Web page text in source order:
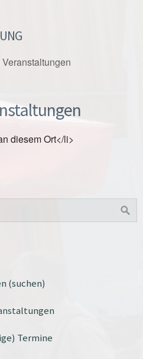
diesem Ort</li>
(suchen)
Termine